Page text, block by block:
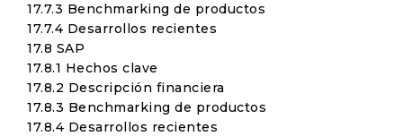
17.7.3 Benchmarking de productos
17.7.4 Desarrollos recientes
17.8 SAP
17.8.1 Hechos clave
17.8.2 Descripción financiera
17.8.3 Benchmarking de productos
17.8.4 Desarrollos recientes